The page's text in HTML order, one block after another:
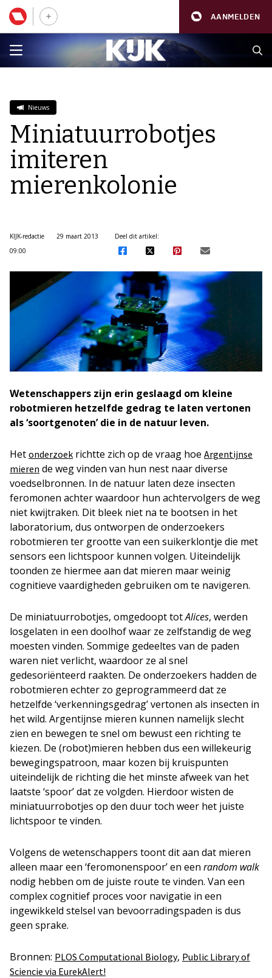
AANMELDEN
Nieuws
Miniatuurrobotjes
imiteren
mierenkolonie
KIJK-redactie
29 maart 2013
09:00
Deel dit artikel:
Wetenschappers zijn erin geslaagd om kleine
robotmieren hetzelfde gedrag te laten vertonen
als ‘soortgenoten’ die in de natuur leven.
Het onderzoek richtte zich op de vraag hoe Argentijnse
mieren de weg vinden van hun nest naar diverse
voedselbronnen. In de natuur laten deze insecten
feromonen achter waardoor hun achtervolgers de weg
niet kwijtraken. Dit bleek niet na te bootsen in het
laboratorium, dus ontworpen de onderzoekers
robotmieren ter grootte van een suikerklontje die met
sensors een lichtspoor kunnen volgen. Uiteindelijk
toonden ze hiermee aan dat mieren maar weinig
cognitieve vaardigheden gebruiken om te navigeren.
De miniatuurrobotjes, omgedoopt totAlices, werden
losgelaten in een doolhof waar ze zelfstandig de weg
moesten vinden. Sommige gedeeltes van de paden
waren niet verlicht, waardoor ze al snel
gedesoriënteerd raakten. De onderzoekers hadden de
robotmieren echter zo geprogrammeerd dat ze
hetzelfde ‘verkenningsgedrag’ vertonen als insecten in
het wild. Argentijnse mieren kunnen namelijk slecht
zien en bewegen te snel om bewust een richting te
kiezen. De (robot)mieren hebben dus een willekeurig
bewegingspatroon, maar kozen bij kruispunten
uiteindelijk de richting die het minste afweek van het
laatste ‘spoor’ dat ze volgden. Hierdoor wisten de
miniatuurrobotjes op den duur toch weer het juiste
lichtspoor te vinden.
Volgens de wetenschappers toont dit aan dat mieren
alleen maar een ‘feromonenspoor’ en een random walk
nodig hebben om de juiste route te vinden. Van een
complex cognitief proces voor navigatie in een
ingewikkeld stelsel van bevoorradingspaden is dus
geen sprake.
Bronnen: PLOS Computational Biology, Public Library of
Sciencie via EurekAlert!